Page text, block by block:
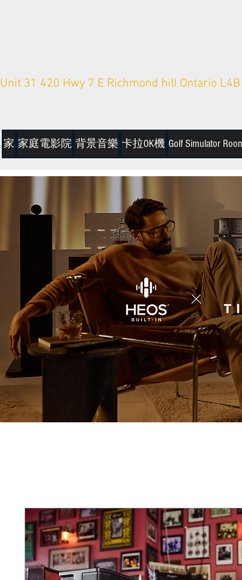
Unit 31 420 Hwy 7 E Richmond hill Ontario L4B
家 家庭電影院 背景音樂 卡拉OK機 Golf Simulator